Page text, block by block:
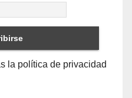
la política de privacidad